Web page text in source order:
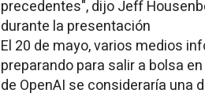
precedentes", dijo Jeff
durante la presentación
El 20 de mayo, varios medios
preparando para salir a bolsa
de OpenAI se consideraría una